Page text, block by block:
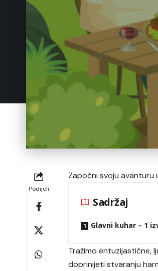
Podijeli
Započni svoju avanturu
Sadržaj
Glavni kuhar – 1
Tražimo entuzijastične,
doprinijeti stvaranju